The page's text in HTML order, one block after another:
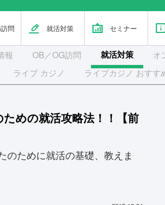
問 就活対策 セミナー
報 OB／OG訪問 就活対策
オ
ライブ カジノ ライブカジノ おすす
めの就活攻略法！！【前
のために就活の基礎、教えま